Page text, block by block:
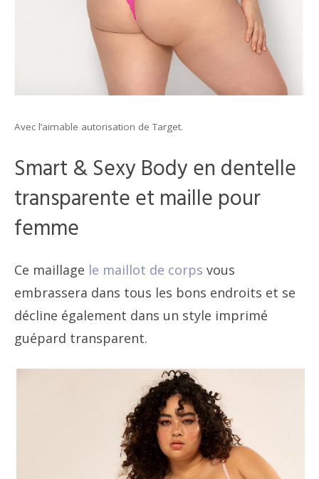
Avec l’aimable autorisation de Target.
Smart & Sexy Body en dentelle
transparente et maille pour
femme
Ce maillage le maillot de corps vous
embrassera dans tous les bons endroits et se
décline également dans un style imprimé
guépard transparent.